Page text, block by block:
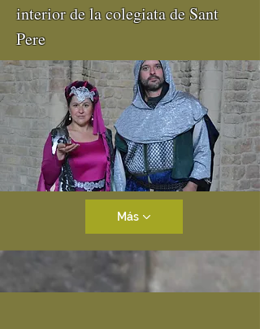
interior de la colegiata de Sant
Pere
Más